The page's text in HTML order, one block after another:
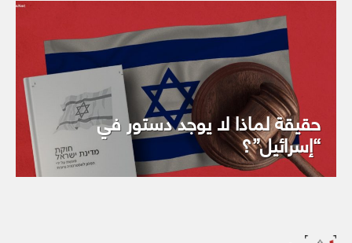
حقيقة لماذا لا يوجد دستور في
“إسرائيل”؟